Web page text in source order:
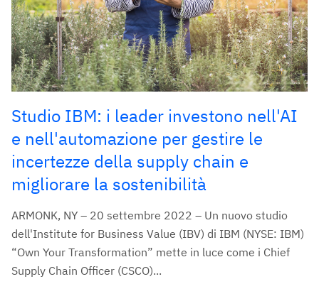
Studio IBM: i leader investono nell'AI
e nell'automazione per gestire le
incertezze della supply chain e
migliorare la sostenibilità
ARMONK, NY – 20 settembre 2022 – Un nuovo studio
dell'Institute for Business Value (IBV) di IBM (NYSE: IBM)
“Own Your Transformation” mette in luce come i Chief
Supply Chain Officer (CSCO)...